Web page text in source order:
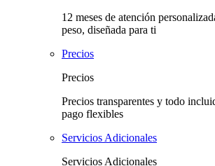
12 meses de atención
peso, diseñada para ti
Precios
Precios
Precios transparentes y todo
pago flexibles
Servicios Adicionales
Servicios Adicionales